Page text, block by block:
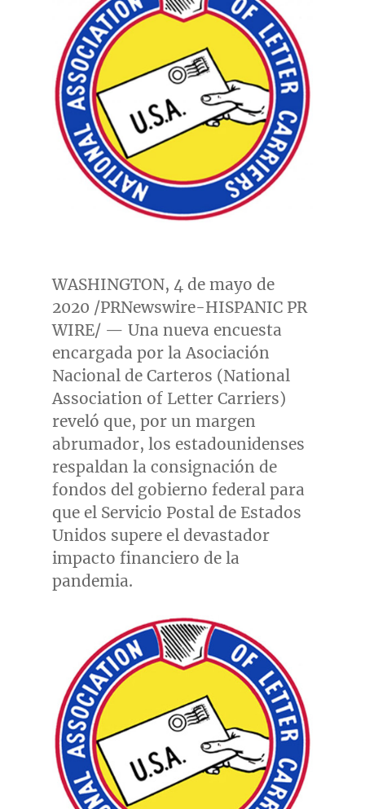
WASHINGTON, 4 de mayo de
2020 /PRNewswire-HISPANIC PR
WIRE/ — Una nueva encuesta
encargada por la Asociación
Nacional de Carteros (National
Association of Letter Carriers)
reveló que, por un margen
abrumador, los estadounidenses
respaldan la consignación de
fondos del gobierno federal para
que el Servicio Postal de Estados
Unidos supere el devastador
impacto financiero de la
pandemia.